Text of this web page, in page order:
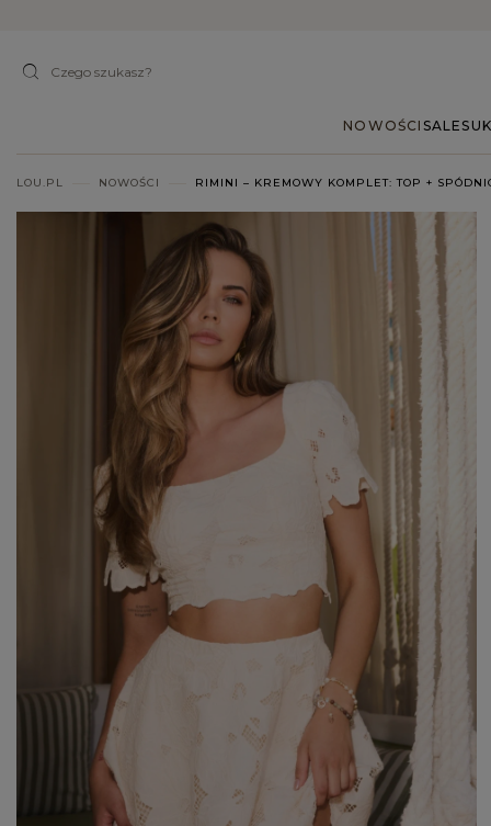
NOWOŚCI SALE
Popularne kategorie
NOWOŚCI NA WESELE BESTSELLERY ZOBACZ
LOU.PL NOWOŚCI RIMINI – KREMOWY KOMPLET: TOP +